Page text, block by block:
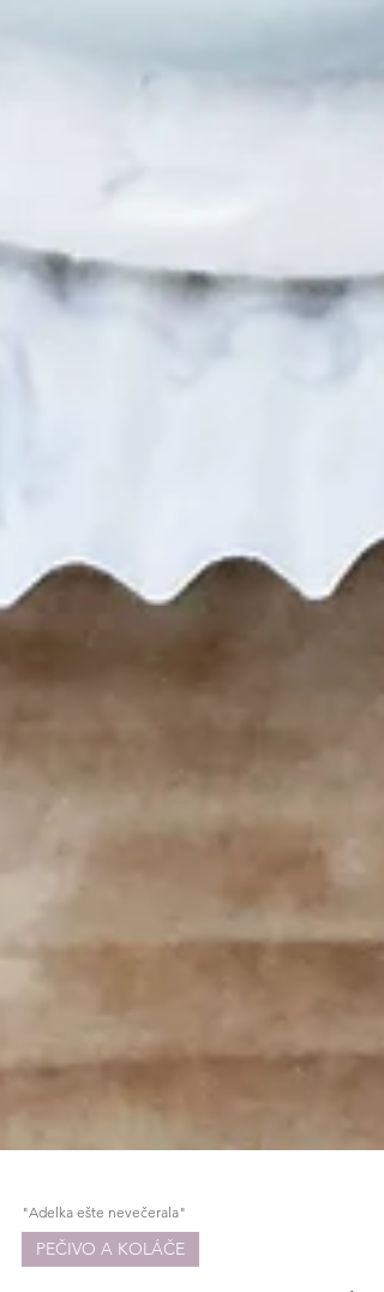
"Adelka ešte nevečerala"